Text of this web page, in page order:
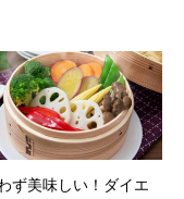
ず美味しい！ダイエ